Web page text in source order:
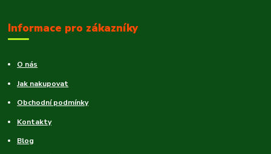
Informace pro zákazníky
O nás
Jak nakupovat
Obchodní podmínky
Kontakty
Blog